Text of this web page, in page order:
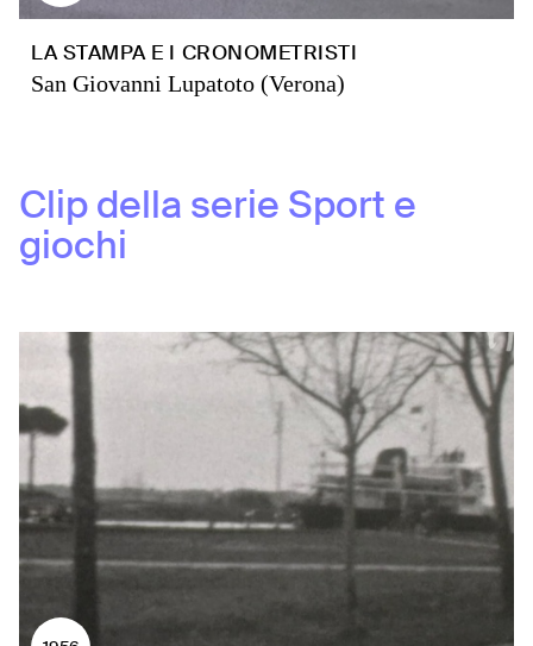
LA STAMPA E I CRONOMETRISTI
San Giovanni Lupatoto (Verona)
Clip della serie Sport e
giochi